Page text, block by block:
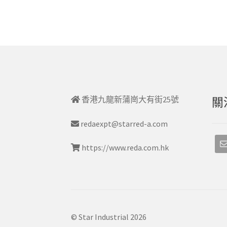
香港九龍新蒲崗大有街25號
redaexpt@starred-a.com
https://www.reda.com.hk
© Star Industrial 2026